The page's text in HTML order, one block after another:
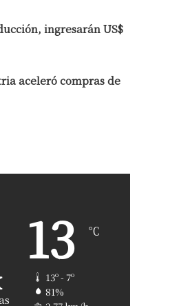
ingresarán US$
aceleró compras de
13 ℃
13º - 7º
81%